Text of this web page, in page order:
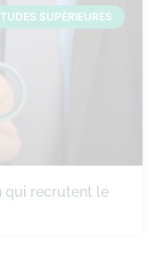
SUPÉRIEURES
qui recrutent le